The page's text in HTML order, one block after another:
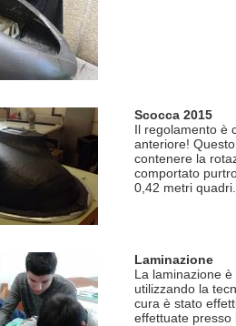
Scocca 2015
Il regolamento è
anteriore!
contenere la
comportato
0,42 metri quadri.
Laminazione
La laminazione
utilizzando la
cura è stato
effettuate